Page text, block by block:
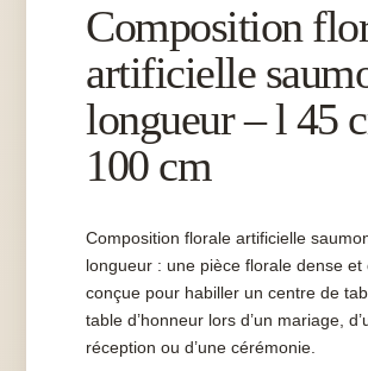
Composition
artificielle
longueur – l 45
100 cm
Composition florale artificielle
longueur : une pièce florale dense et
conçue pour habiller un centre de
table d’honneur lors d’un mariage,
réception ou d’une cérémonie.